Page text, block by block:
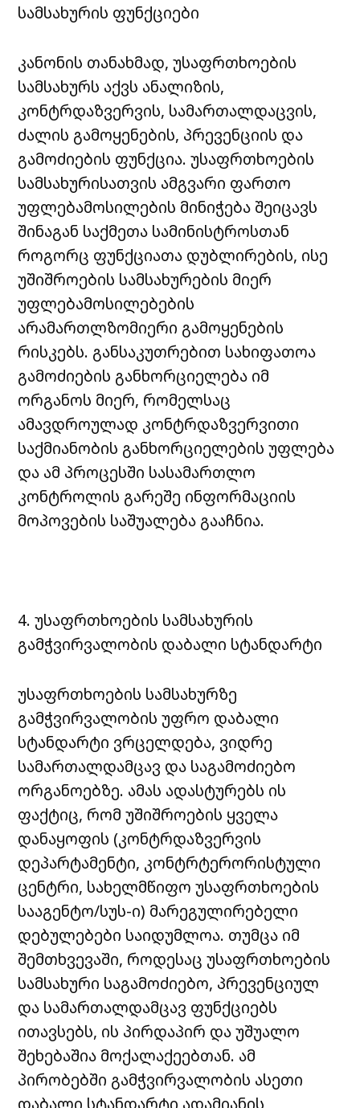
სამსახურის ფუნქციები
კანონის თანახმად, უსაფრთხოების
სამსახურს აქვს ანალიზის,
კონტრდაზვერვის, სამართალდაცვის,
ძალის გამოყენების, პრევენციის და
გამოძიების ფუნქცია. უსაფრთხოების
სამსახურისათვის ამგვარი ფართო
უფლებამოსილების მინიჭება შეიცავს
შინაგან საქმეთა სამინისტროსთან
როგორც ფუნქციათა დუბლირების, ისე
უშიშროების სამსახურების მიერ
უფლებამოსილებების
არამართლზომიერი გამოყენების
რისკებს. განსაკუთრებით სახიფათოა
გამოძიების განხორციელება იმ
ორგანოს მიერ, რომელსაც
ამავდროულად კონტრდაზვერვითი
საქმიანობის განხორციელების უფლება
და ამ პროცესში სასამართლო
კონტროლის გარეშე ინფორმაციის
მოპოვების საშუალება გააჩნია.
4. უსაფრთხოების სამსახურის
გამჭვირვალობის დაბალი სტანდარტი
უსაფრთხოების სამსახურზე
გამჭვირვალობის უფრო დაბალი
სტანდარტი ვრცელდება, ვიდრე
სამართალდამცავ და საგამოძიებო
ორგანოებზე. ამას ადასტურებს ის
ფაქტიც, რომ უშიშროების ყველა
დანაყოფის (კონტრდაზვერვის
დეპარტამენტი, კონტრტერორისტული
ცენტრი, სახელმწიფო უსაფრთხოების
სააგენტო/სუს-ი) მარეგულირებელი
დებულებები საიდუმლოა. თუმცა იმ
შემთხვევაში, როდესაც უსაფრთხოების
სამსახური საგამოძიებო, პრევენციულ
და სამართალდამცავ ფუნქციებს
ითავსებს, ის პირდაპირ და უშუალო
შეხებაშია მოქალაქეებთან. ამ
პირობებში გამჭვირვალობის ასეთი
დაბალი სტანდარტი ადამიანის